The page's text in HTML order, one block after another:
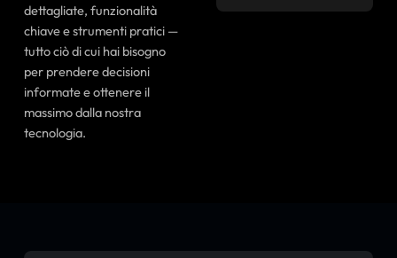
dettagliate, funzionalità
chiave e strumenti pratici —
tutto ciò di cui hai bisogno
per prendere decisioni
informate e ottenere il
massimo dalla nostra
tecnologia.